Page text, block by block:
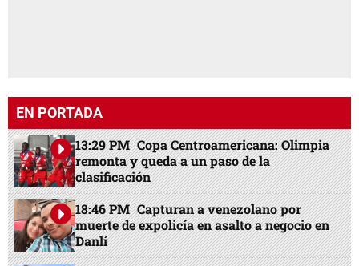
EN PORTADA
13:29 PM Copa Centroamericana: Olimpia
remonta y queda a un paso de la
clasificación
18:46 PM Capturan a venezolano por
muerte de expolicía en asalto a negocio en
Danlí